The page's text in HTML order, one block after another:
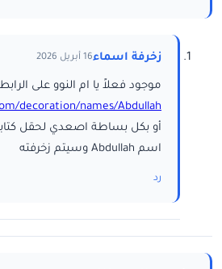
زخرفة اسماء16 أبريل 2026
موجود فعلاً يا ام النوو على الرابط
decoration/names/Abdullah/
أو بكل بساطة اصعدي لحقل كتابة
اسم Abdullah وسيتم زخرفته
رد